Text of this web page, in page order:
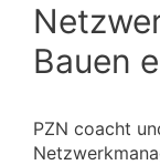
Bauen
PZN coacht